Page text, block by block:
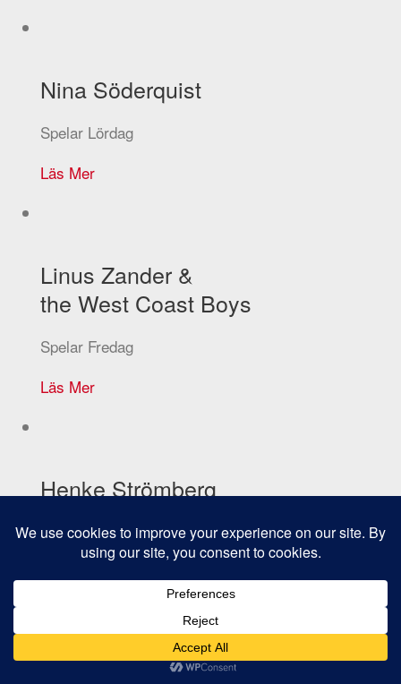
Nina Söderquist
Spelar Lördag
Läs Mer
Linus Zander &
the West Coast Boys
Spelar Fredag
Läs Mer
Henke Strömberg
Spelar Fredag & Lördag
i öltältet